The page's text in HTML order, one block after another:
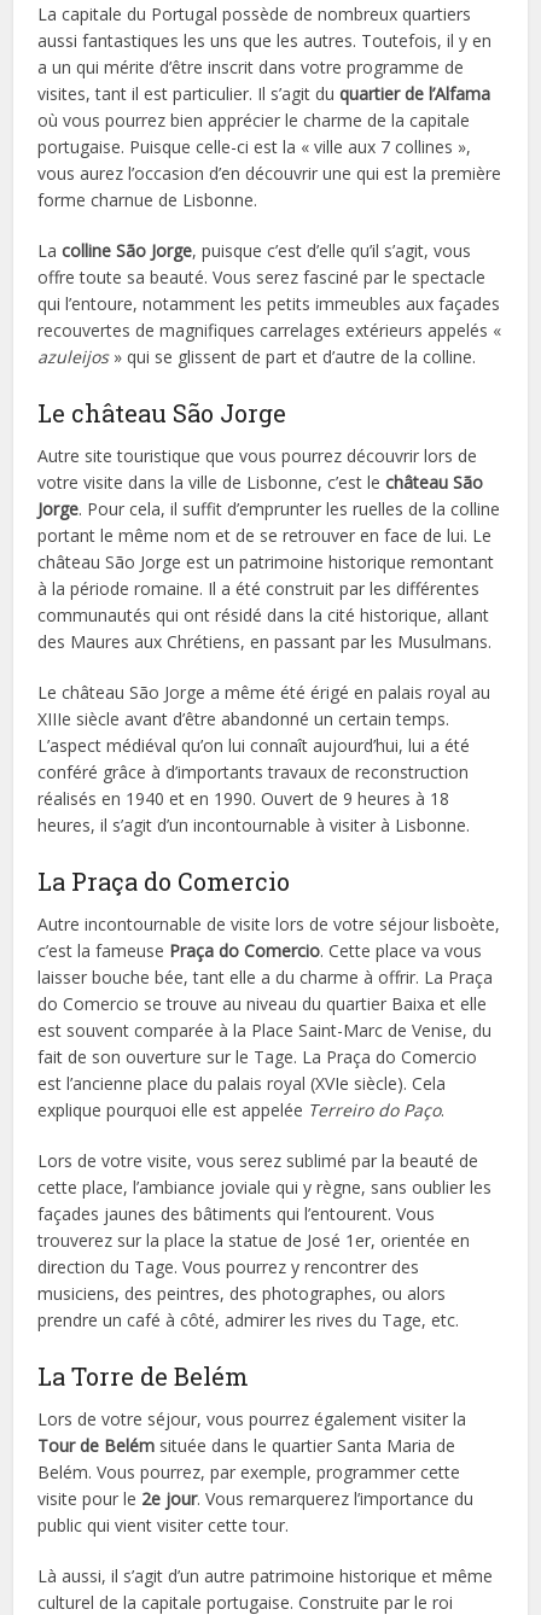
La capitale du Portugal possède de nombreux quartiers
aussi fantastiques les uns que les autres. Toutefois, il y en
a un qui mérite d’être inscrit dans votre programme de
visites, tant il est particulier. Il s’agit duquartier de l’Alfama
où vous pourrez bien apprécier le charme de la capitale
portugaise. Puisque celle-ci est la « ville aux 7 collines »,
vous aurez l’occasion d’en découvrir une qui est la première
forme charnue de Lisbonne.
Lacolline São Jorge, puisque c’est d’elle qu’il s’agit, vous
offre toute sa beauté. Vous serez fasciné par le spectacle
qui l’entoure, notamment les petits immeubles aux façades
recouvertes de magnifiques carrelages extérieurs appelés «
azuleijos » qui se glissent de part et d’autre de la colline.
Le château São Jorge
Autre site touristique que vous pourrez découvrir lors de
votre visite dans la ville de Lisbonne, c’est lechâteau São
Jorge. Pour cela, il suffit d’emprunter les ruelles de la colline
portant le même nom et de se retrouver en face de lui. Le
château São Jorge est un patrimoine historique remontant
à la période romaine. Il a été construit par les différentes
communautés qui ont résidé dans la cité historique, allant
des Maures aux Chrétiens, en passant par les Musulmans.
Le château São Jorge a même été érigé en palais royal au
XIIIe siècle avant d’être abandonné un certain temps.
L’aspect médiéval qu’on lui connaît aujourd’hui, lui a été
conféré grâce à d’importants travaux de reconstruction
réalisés en 1940 et en 1990. Ouvert de 9 heures à 18
heures, il s’agit d’un incontournable à visiter à Lisbonne.
La Praça do Comercio
Autre incontournable de visite lors de votre séjour lisboète,
c’est la fameuse Praça do Comercio. Cette place va vous
laisser bouche bée, tant elle a du charme à offrir. La Praça
do Comercio se trouve au niveau du quartier Baixa et elle
est souvent comparée à la Place Saint-Marc de Venise, du
fait de son ouverture sur le Tage. La Praça do Comercio
est l’ancienne place du palais royal (XVIe siècle). Cela
explique pourquoi elle est appelée Terreiro do Paço.
Lors de votre visite, vous serez sublimé par la beauté de
cette place, l’ambiance joviale qui y règne, sans oublier les
façades jaunes des bâtiments qui l’entourent. Vous
trouverez sur la place la statue de José 1er, orientée en
direction du Tage. Vous pourrez y rencontrer des
musiciens, des peintres, des photographes, ou alors
prendre un café à côté, admirer les rives du Tage, etc.
La Torre de Belém
Lors de votre séjour, vous pourrez également visiter la
Tour de Belém située dans le quartier Santa Maria de
Belém. Vous pourrez, par exemple, programmer cette
visite pour le 2e jour. Vous remarquerez l’importance du
public qui vient visiter cette tour.
Là aussi, il s’agit d’un autre patrimoine historique et même
culturel de la capitale portugaise. Construite par le roi